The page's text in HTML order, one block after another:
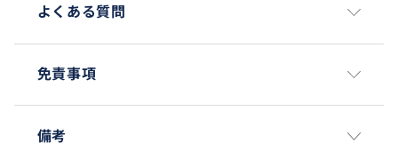
よくある質問
免責事項
備考